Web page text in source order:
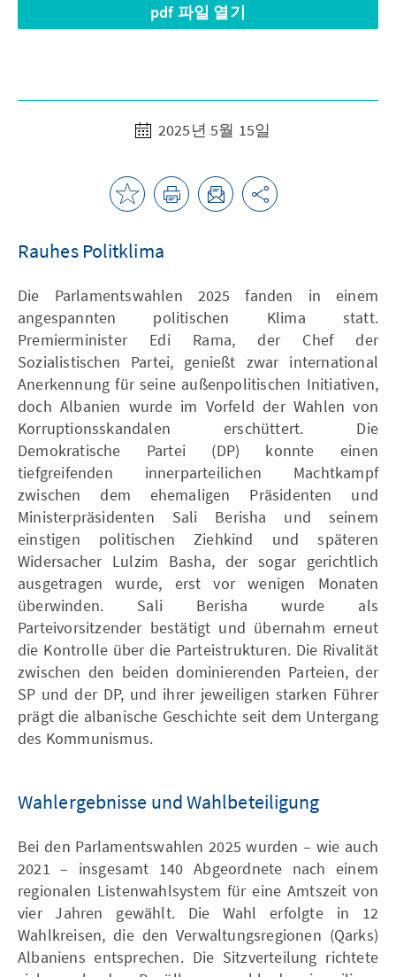
pdf 파일 열기
2025년 5월 15일
Rauhes Politklima
Die Parlamentswahlen 2025 fanden in einem
angespannten politischen Klima statt.
Premierminister Edi Rama, der Chef der
Sozialistischen Partei, genießt zwar international
Anerkennung für seine außenpolitischen Initiativen,
doch Albanien wurde im Vorfeld der Wahlen von
Korruptionsskandalen erschüttert. Die
Demokratische Partei (DP) konnte einen
tiefgreifenden innerparteilichen Machtkampf
zwischen dem ehemaligen Präsidenten und
Ministerpräsidenten Sali Berisha und seinem
einstigen politischen Ziehkind und späteren
Widersacher Lulzim Basha, der sogar gerichtlich
ausgetragen wurde, erst vor wenigen Monaten
überwinden. Sali Berisha wurde als
Parteivorsitzender bestätigt und übernahm erneut
die Kontrolle über die Parteistrukturen. Die Rivalität
zwischen den beiden dominierenden Parteien, der
SP und der DP, und ihrer jeweiligen starken Führer
prägt die albanische Geschichte seit dem Untergang
des Kommunismus.
Wahlergebnisse und Wahlbeteiligung
Bei den Parlamentswahlen 2025 wurden – wie auch
2021 – insgesamt 140 Abgeordnete nach einem
regionalen Listenwahlsystem für eine Amtszeit von
vier Jahren gewählt. Die Wahl erfolgte in 12
Wahlkreisen, die den Verwaltungsregionen (Qarks)
Albaniens entsprechen. Die Sitzverteilung richtete